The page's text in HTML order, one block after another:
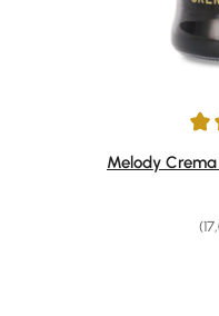
Durchschnittliche
Melody